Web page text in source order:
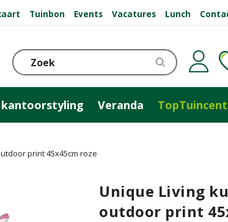
print 45x45cm roze
Tuinbon Events Vacatures Lunch
kantoorstyling Veranda
Unique Living
outdoor print